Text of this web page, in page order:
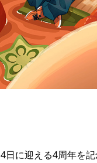
に迎える4周年を